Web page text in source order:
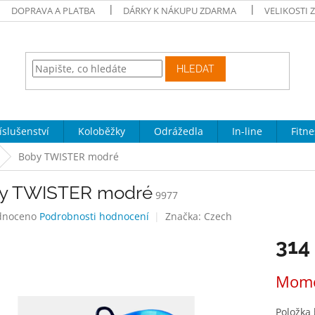
DOPRAVA A PLATBA DÁRKY K NÁKUPU ZDARMA VELIKOSTI
HLEDAT
Koloběžky Odrážedla In-line
Boby TWISTER modré
TWISTER modré 9977
Podrobnosti hodnocení Značka: Czech
cena: